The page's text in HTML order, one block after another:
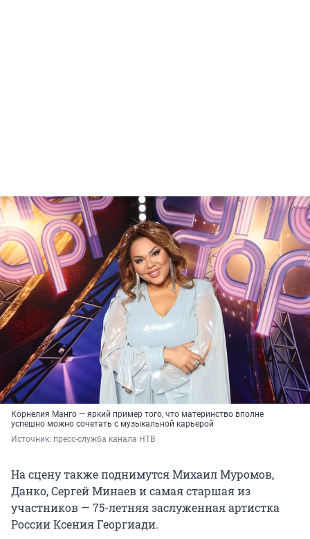
Корнелия Манго — яркий пример того, что материнство вполне
успешно можно сочетать с музыкальной карьерой
Источник: пресс-служба канала НТВ
На сцену также поднимутся Михаил Муромов,
Данко, Сергей Минаев и самая старшая из
участников — 75-летняя заслуженная артистка
России Ксения Георгиади.